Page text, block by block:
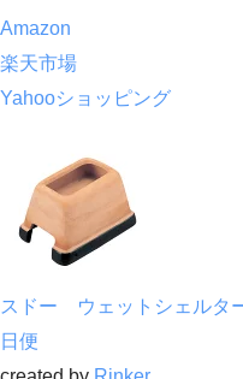
Amazon
楽天市場
Yahooショッピング
スドー ウェットシェル
日便